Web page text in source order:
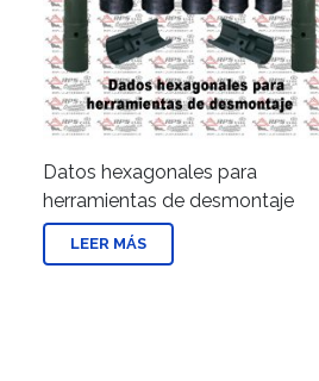
Datos hexagonales para
herramientas de desmontaje
LEER MÁS